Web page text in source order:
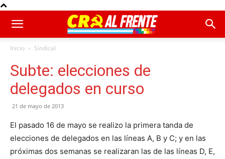
Inicio Sindical
Subte: elecciones de
delegados en curso
21 de mayo de 2013
El pasado 16 de mayo se realizo la primera tanda de
elecciones de delegados en las líneas A, B y C; y en las
próximas dos semanas se realizaran las de las líneas D, E,